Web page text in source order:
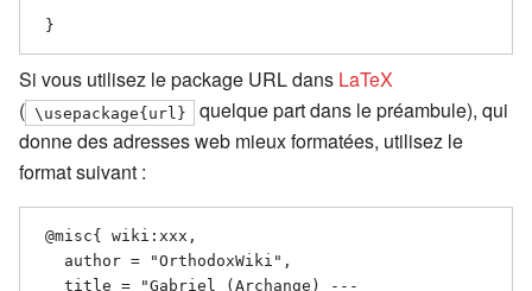
Si vous utilisez le package URL dans LaTeX
( \usepackage{url}
quelque part dans le préambule), qui
donne des adresses web mieux formatées, utilisez le
format suivant :